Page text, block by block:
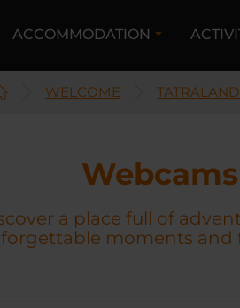
ACCOMMODATION
WELCOME
a place full of
moments and